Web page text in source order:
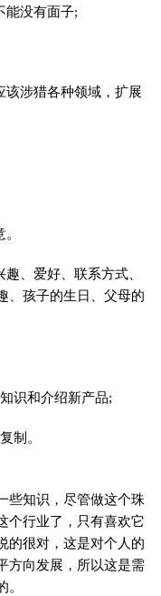
能没有面子;
该涉猎各种领域，扩展
、爱好、联系方式、
、孩子的生日、父母的
识和介绍新产品;
制。
些知识，尽管做这个珠
个行业了，只有喜欢它
的很对，这是对个人的
方向发展，所以这是需